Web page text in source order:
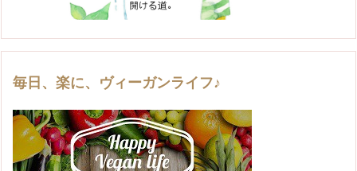
毎日、楽に、ヴィーガンライフ♪